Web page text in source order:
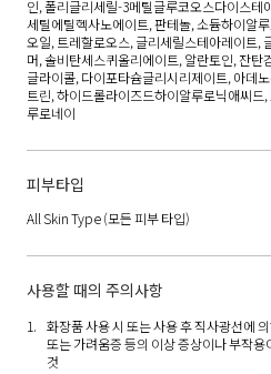
인, 폴리글리세릴-3메틸글루코오스다이스
세틸에틸헥사노에이트, 판테놀, 소듐하이알
오일, 트레할로오스, 글리세릴스테아레이트,
머, 솔비탄세스퀴올리에이트, 알란토인, 잔탄
글라이콜, 다이포타슘글리시리제이트, 아데
트린, 하이드롤라이즈드하이알루로닉애씨
루로네이
피부타입
All Skin Type(모든 피부 타입)
사용할 때의 주의사항
화장품 사용 시 또는 사용 후 직사광선에
또는 가려움증 등의 이상 증상이나 부작
것